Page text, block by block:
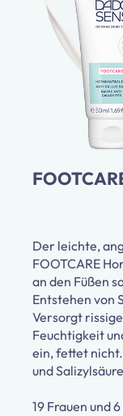
Der leichte,
FOOTCARE
an den Füßen
Entstehen von
Versorgt
Feuchtigkeit
ein, fettet
und
19 Frauen und